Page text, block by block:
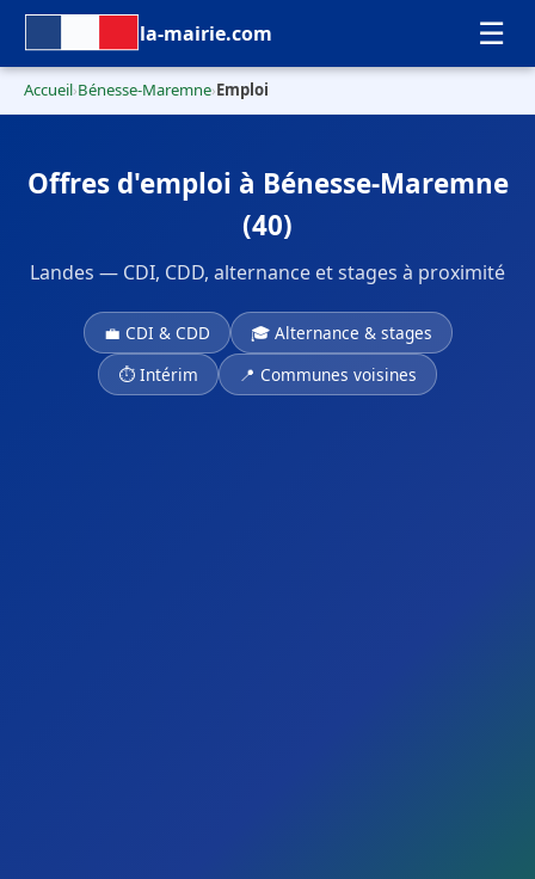
la-mairie.com ☰
Accueil›Bénesse-Maremne›Emploi
Offres d'emploi à Bénesse-Maremne
(40)
Landes — CDI, CDD, alternance et stages à proximité
💼 CDI & CDD
🎓 Alternance & stages
⏱ Intérim
📍 Communes voisines